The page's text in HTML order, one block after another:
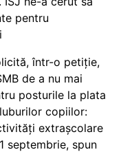
pentru
într-o petiție,
de a nu mai
posturile la plata
copiilor:
extrașcolare
septembrie, spun